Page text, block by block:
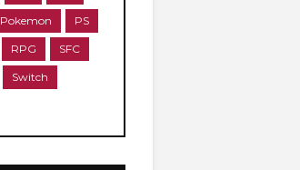
Pokemon PS
RPG SFC
Switch